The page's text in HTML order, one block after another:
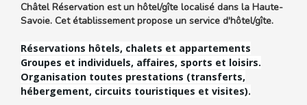
Châtel Réservation est un hôtel/gîte localisé dans la Haute-
Savoie. Cet établissement propose un service d'hôtel/gîte.
Réservations hôtels, chalets et appartements
Groupes et individuels, affaires, sports et loisirs.
Organisation toutes prestations (transferts,
hébergement, circuits touristiques et visites).